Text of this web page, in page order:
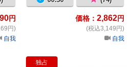
円
円)
自我
価格： 2,862円
(税込3,149円)
自我
独占